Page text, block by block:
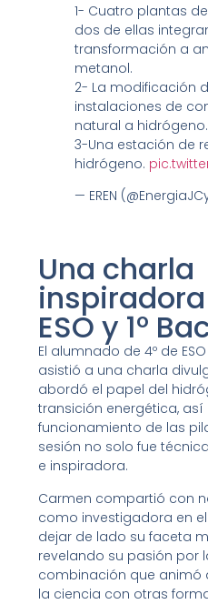
1- Cuatro plantas
dos de ellas
transformación a
metanol.
2- La modificación
instalaciones de
natural a hidrógeno.
3-Una estación de
hidrógeno.
— EREN
Una charla
ESO y 1º
El alumnado de 4º de
asistió a una charla
abordó el papel del
transición energética,
funcionamiento de las
sesión no solo fue
e inspiradora.
Carmen compartió con
como investigadora en
dejar de lado su faceta
revelando su pasión por
combinación que
la ciencia con otras